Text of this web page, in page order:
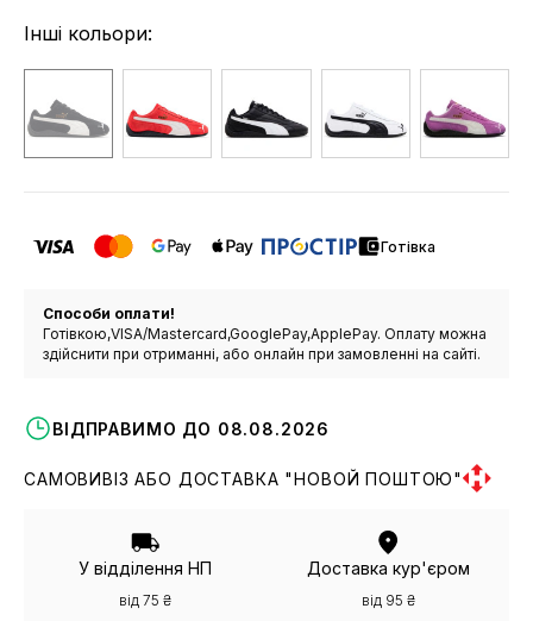
Інші кольори:
Готівка
Способи оплати!
Готівкою,VISA/Mastercard,GooglePay,ApplePay. Оплату можна
здійснити при отриманні, або онлайн при замовленні на сайті.
ВІДПРАВИМО ДО 08.08.2026
САМОВИВІЗ АБО ДОСТАВКА "НОВОЙ ПОШТОЮ"
У відділення НП
від 75 ₴
Доставка кур'єром
від 95 ₴